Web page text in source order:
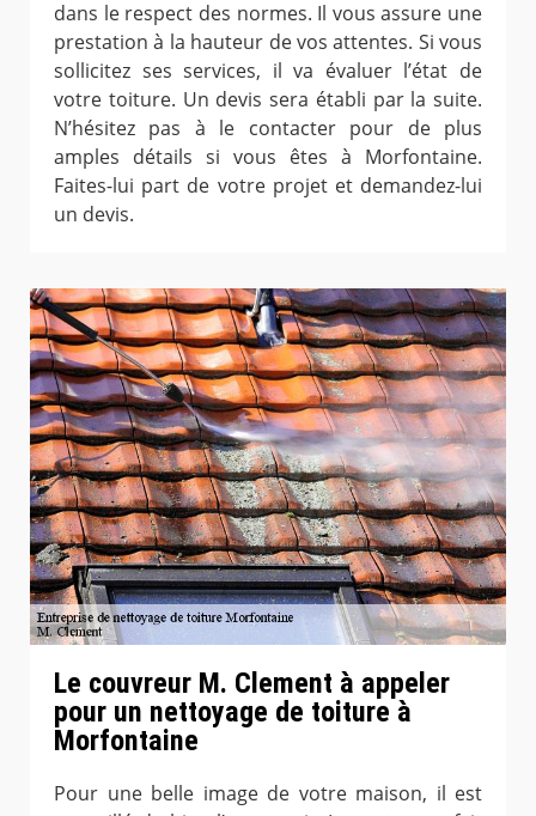
dans le respect des normes. Il vous assure une
prestation à la hauteur de vos attentes. Si vous
sollicitez ses services, il va évaluer l’état de
votre toiture. Un devis sera établi par la suite.
N’hésitez pas à le contacter pour de plus
amples détails si vous êtes à Morfontaine.
Faites-lui part de votre projet et demandez-lui
un devis.
Le couvreur M. Clement à appeler
pour un nettoyage de toiture à
Morfontaine
Pour une belle image de votre maison, il est